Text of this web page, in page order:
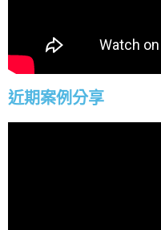
近期案例分享